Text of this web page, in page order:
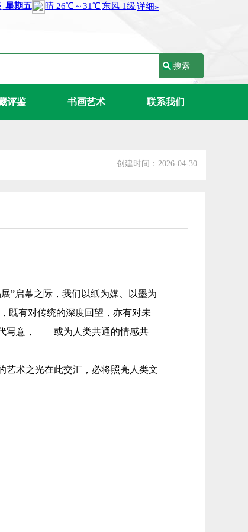
评鉴 书画艺术 联系我们
创建时间：2026-04-30
”启幕之际，我们以纸为媒、以墨为
既有对传统的深度回望，亦有对未
写意，——或为人类共通的情感共
术之光在此交汇，必将照亮人类文